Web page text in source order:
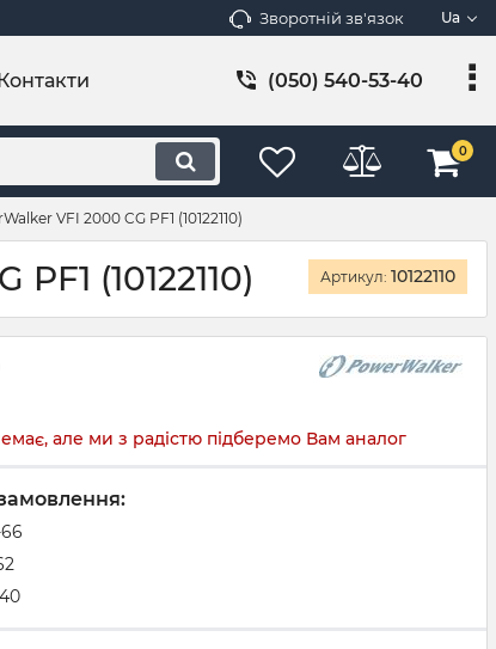
Зворотній зв'язок Ua
(050) 540-53-40
0
VFI 2000 CG PF1 (10122110)
(10122110) Артикул: 10122110
але ми з радістю підберемо Вам аналог